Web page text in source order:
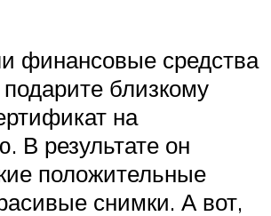
финансовые средства
близкому
на
В результате он
положительные
снимки. А вот,